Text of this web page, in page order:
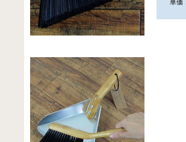
単価